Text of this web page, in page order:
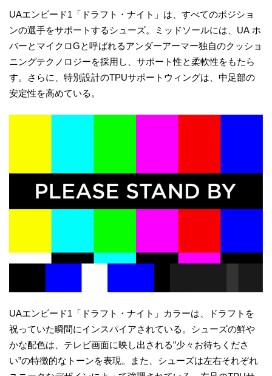
UAエンビード1「ドラフト・ナイト」は、すべてのポジショ
ンの選手をサポートするシューズ。ミッドソールには、UA ホ
バーとマイクロGと呼ばれるアンダーアーマー独自のクッショ
ニングテクノロジーを採用し、サポート性と柔軟性をもたら
す。さらに、特別設計のTPUサポートウィングは、中足部の
安定性を高めている。​
UAエンビード1「ドラフト・ナイト」カラーは、ドラフトを
祝っていた瞬間にインスパイアされている。シューズの鮮や
かな配色は、テレビ画面に映し出される”少々お待ちくださ
い”の特徴的なトーンを表現。また、シューズは左右それぞれ